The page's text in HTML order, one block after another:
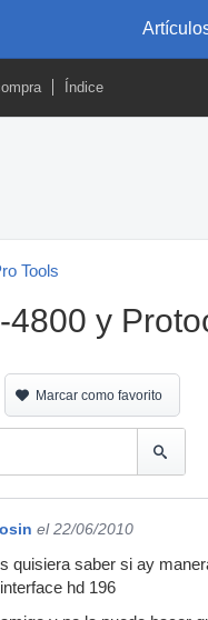
Índice
Tools
4800 y
Marcar como favorito
el 22/06/2010
quisiera saber si ay
hd 196